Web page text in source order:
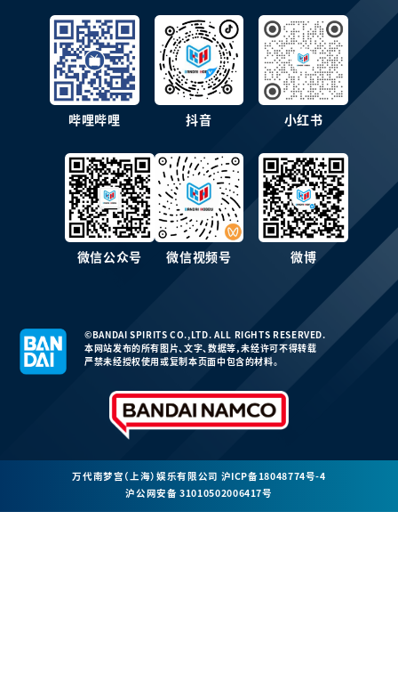
哔哩哔哩 抖音 小红书
微信公众号 微信视频号 微博
©BANDAI SPIRITS CO.,LTD. ALL RIGHTS RESERVED.
本网站发布的所有图片、文字、数据等，未经许可不得转载
严禁未经授权使用或复制本页面中包含的材料。
万代南梦宫（上海）娱乐有限公司 沪ICP备18048774号-4
沪公网安备 31010502006417号